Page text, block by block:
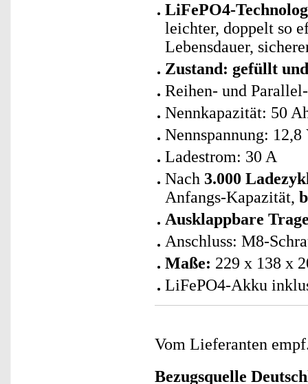
LiFePO4-
leichter, doppelt so
Lebensdauer,
Zustand: gefüllt
Reihen- und
Nennkapazität: 50
Nennspannung: 12,8
Ladestrom: 30 A
Nach 3.000
Anfangs-Kapazität,
Ausklappbare
Anschluss: M8-
Maße: 229 x 138 x
LiFePO4-Akku
Vom Lieferanten
Bezugsquelle